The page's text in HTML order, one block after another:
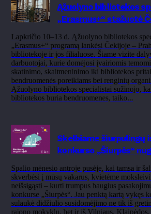
Ąžuolyno bibliotekos
„Erasmus+“ stažuotė
Lapkričio 10–13 d. Ąžuolyno bibliotekos
„Erasmus+“ programą lankėsi Čekijoje –
bibliotekoje ir jos filialuose. Šiame vizite
darbuotojai, kurie domėjosi įvairiomis
skatinimo, skaitmeninimo iki bibliotekos
bendruomenės poreikiams bei renginių
Ąžuolyno bibliotekos specialistai sužinojo,
bibliotekos buria bendruomenes, taiko...
Skelbiame šiurpulingų
konkurso „Šiurpės“
Spalio mėnesio antroje pusėje, kai tamsa ir
skverbėsi į mūsų vakarus, kvietėme
neišsigąsti – kurti trumpus baugius
konkurse „Šiurpės“. Jau penktą kartą vykęs
sulaukė didžiulio susidomėjimo ne tik iš
rajono mokyklų, bet ir iš Vilniaus, Klaipėdos,